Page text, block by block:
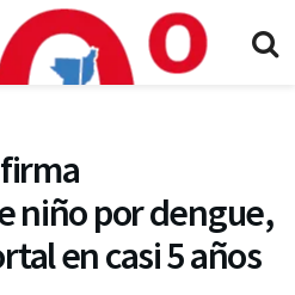
niño por dengue,
en casi 5 años